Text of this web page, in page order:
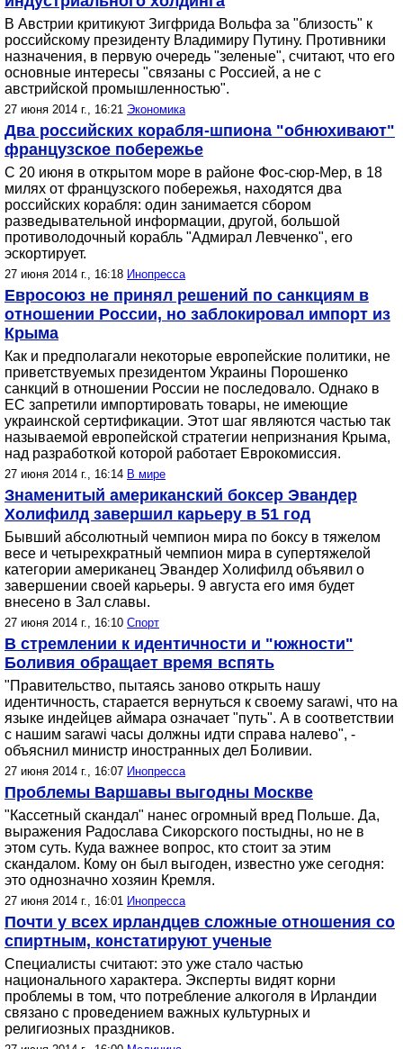
В Австрии критикуют Зигфрида Вольфа за "близость" к
российскому президенту Владимиру Путину. Противники
назначения, в первую очередь "зеленые", считают, что его
основные интересы "связаны с Россией, а не с
австрийской промышленностью".
27 июня 2014 г., 16:21 Экономика
Два российских корабля-шпиона "обнюхивают"
французское побережье
С 20 июня в открытом море в районе Фос-сюр-Мер, в 18
милях от французского побережья, находятся два
российских корабля: один занимается сбором
разведывательной информации, другой, большой
противолодочный корабль "Адмирал Левченко", его
эскортирует.
27 июня 2014 г., 16:18 Инопресса
Евросоюз не принял решений по санкциям в
отношении России, но заблокировал импорт из
Крыма
Как и предполагали некоторые европейские политики, не
приветствуемых президентом Украины Порошенко
санкций в отношении России не последовало. Однако в
ЕС запретили импортировать товары, не имеющие
украинской сертификации. Этот шаг являются частью так
называемой европейской стратегии непризнания Крыма,
над разработкой которой работает Еврокомиссия.
27 июня 2014 г., 16:14 В мире
Знаменитый американский боксер Эвандер
Холифилд завершил карьеру в 51 год
Бывший абсолютный чемпион мира по боксу в тяжелом
весе и четырехкратный чемпион мира в супертяжелой
категории американец Эвандер Холифилд объявил о
завершении своей карьеры. 9 августа его имя будет
внесено в Зал славы.
27 июня 2014 г., 16:10 Спорт
В стремлении к идентичности и "южности"
Боливия обращает время вспять
"Правительство, пытаясь заново открыть нашу
идентичность, старается вернуться к своему sarawi, что на
языке индейцев аймара означает "путь". А в соответствии
с нашим sarawi часы должны идти справа налево", -
объяснил министр иностранных дел Боливии.
27 июня 2014 г., 16:07 Инопресса
Проблемы Варшавы выгодны Москве
"Кассетный скандал" нанес огромный вред Польше. Да,
выражения Радослава Сикорского постыдны, но не в
этом суть. Куда важнее вопрос, кто стоит за этим
скандалом. Кому он был выгоден, известно уже сегодня:
это однозначно хозяин Кремля.
27 июня 2014 г., 16:01 Инопресса
Почти у всех ирландцев сложные отношения со
спиртным, констатируют ученые
Специалисты считают: это уже стало частью
национального характера. Эксперты видят корни
проблемы в том, что потребление алкоголя в Ирландии
связано с проведением важных культурных и
религиозных праздников.